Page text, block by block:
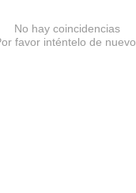
No hay coincidencias
favor inténtelo de nuevo.